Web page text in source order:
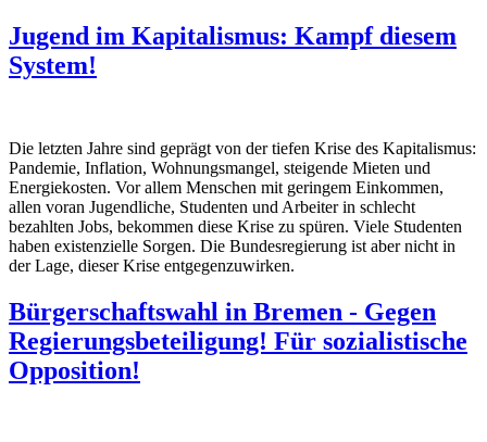
Jugend im Kapitalismus: Kampf diesem
System!
Die letzten Jahre sind geprägt von der tiefen Krise des Kapitalismus:
Pandemie, Inflation, Wohnungsmangel, steigende Mieten und
Energiekosten. Vor allem Menschen mit geringem Einkommen,
allen voran Jugendliche, Studenten und Arbeiter in schlecht
bezahlten Jobs, bekommen diese Krise zu spüren. Viele Studenten
haben existenzielle Sorgen. Die Bundesregierung ist aber nicht in
der Lage, dieser Krise entgegenzuwirken.
Bürgerschaftswahl in Bremen - Gegen
Regierungsbeteiligung! Für sozialistische
Opposition!